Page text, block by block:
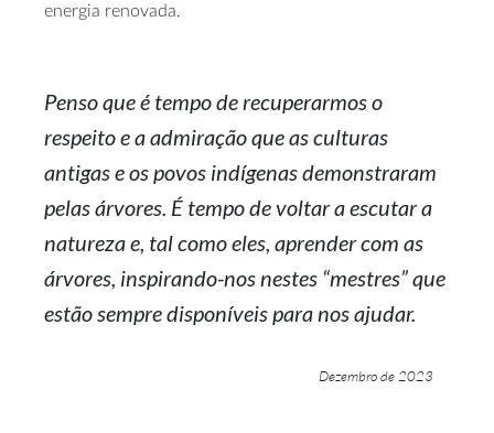
energia renovada.
Penso que é tempo de recuperarmos o
respeito e a admiração que as culturas
antigas e os povos indígenas demonstraram
pelas árvores. É tempo de voltar a escutar a
natureza e, tal como eles, aprender com as
árvores, inspirando-nos nestes “mestres” que
estão sempre disponíveis para nos ajudar.
Dezembro de 2023